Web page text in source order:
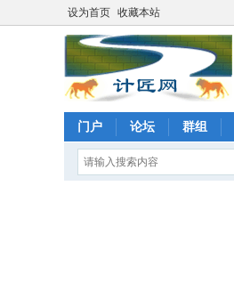
设为首页 收藏本站
门户 论坛 群组